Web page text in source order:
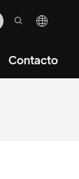
Contacto